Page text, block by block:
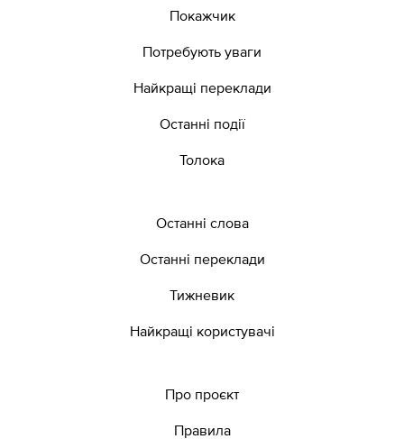
Покажчик
Потребують уваги
Найкращі переклади
Останні події
Толока
Останні слова
Останні переклади
Тижневик
Найкращі користувачі
Про проєкт
Правила